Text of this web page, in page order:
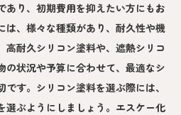
あり、初期費用を抑えたい方にもお
は、様々な種類があり、耐久性や機
高耐久シリコン塗料や、遮熱シリコ
の状況や予算に合わせて、最適なシ
す。シリコン塗料を選ぶ際には、
選ぶようにしましょう。エスケー化